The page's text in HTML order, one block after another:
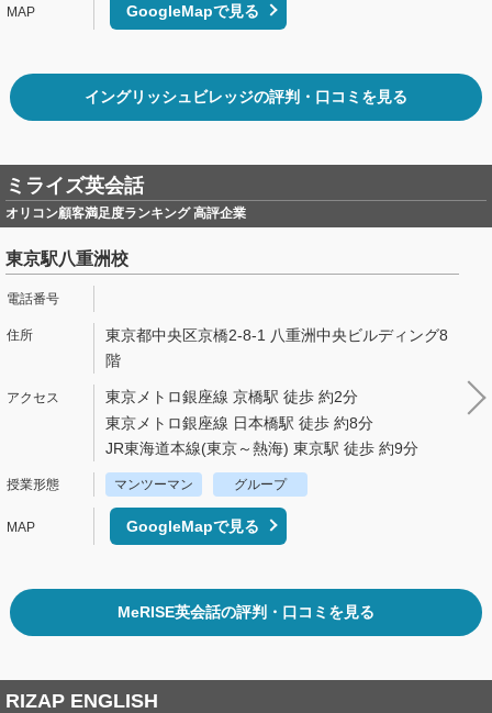
GoogleMapで見る
イングリッシュビレッジの評判・口コミを見る
ミライズ英会話
オリコン顧客満足度ランキング 高評企業
東京駅八重洲校
東京都中央区京橋2-8-1 八重洲中央ビルディング8
階
東京メトロ銀座線 京橋駅 徒歩 約2分
東京メトロ銀座線 日本橋駅 徒歩 約8分
JR東海道本線(東京～熱海) 東京駅 徒歩 約9分
マンツーマン グループ
GoogleMapで見る
MeRISE英会話の評判・口コミを見る
RIZAP ENGLISH